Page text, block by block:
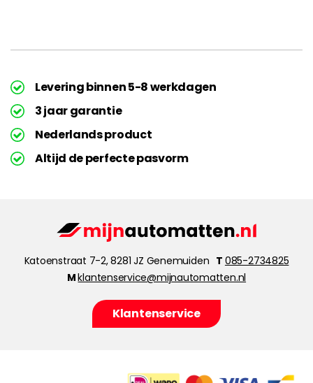
Levering binnen 5-8 werkdagen
3 jaar garantie
Nederlands product
Altijd de perfecte pasvorm
Katoenstraat 7-2, 8281 JZ Genemuiden T 085-2734825
Mklantenservice@mijnautomatten.nl
Klantenservice